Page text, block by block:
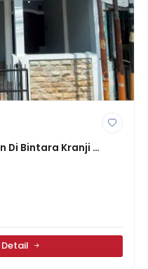
Di Bintara Kranji
Kamar Tidur
Detail